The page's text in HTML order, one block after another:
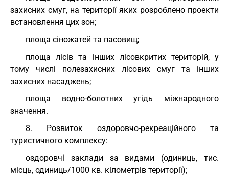
захисних смуг, на території яких розроблено проекти
встановлення цих зон;
площа сіножатей та пасовищ;
площа лісів та інших лісовкритих територій, у
тому числі полезахисних лісових смуг та інших
захисних насаджень;
площа водно-болотних угідь міжнародного
значення.
8. Розвиток оздоровчо-рекреаційного та
туристичного комплексу:
оздоровчі заклади за видами (одиниць, тис.
місць, одиниць/1000 кв. кілометрів території);